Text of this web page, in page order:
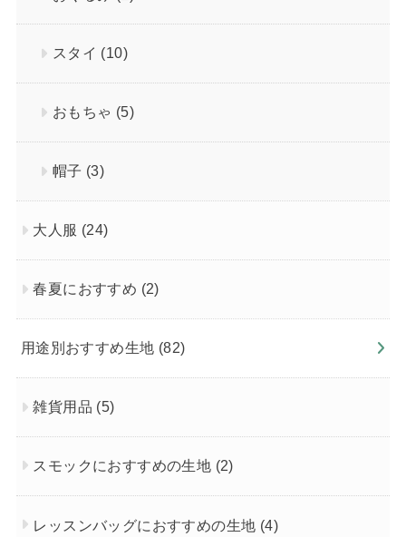
スタイ (10)
おもちゃ (5)
帽子 (3)
大人服 (24)
春夏におすすめ (2)
用途別おすすめ生地 (82)
雑貨用品 (5)
スモックにおすすめの生地 (2)
レッスンバッグにおすすめの生地 (4)